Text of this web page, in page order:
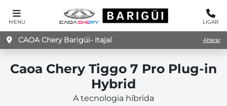
MENU LIGAR
CAOA Chery Barigüi- Itajaí Alterar
Caoa Chery Tiggo 7 Pro Plug-in
Hybrid
A tecnologia híbrida